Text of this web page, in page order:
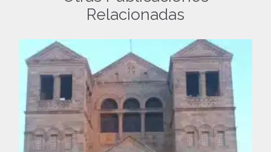
Relacionadas